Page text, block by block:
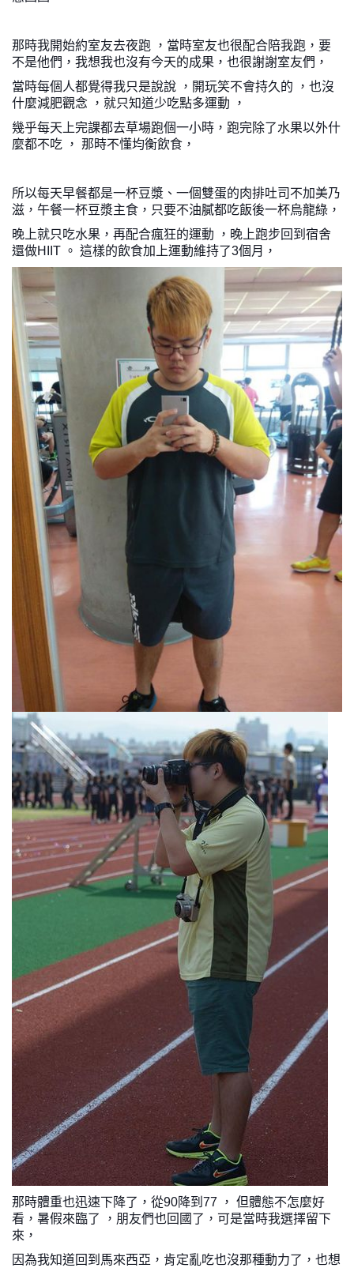
那時我開始約室友去夜跑 ，當時室友也很配合陪我跑，要
不是他們，我想我也沒有今天的成果，也很謝謝室友們，
當時每個人都覺得我只是說說 ，開玩笑不會持久的 ，也沒
什麼減肥觀念 ，就只知道少吃點多運動 ，
幾乎每天上完課都去草場跑個一小時，跑完除了水果以外什
麼都不吃 ， 那時不懂均衡飲食，
所以每天早餐都是一杯豆漿、一個雙蛋的肉排吐司不加美乃
滋，午餐一杯豆漿主食，只要不油膩都吃飯後一杯烏龍綠，
晚上就只吃水果，再配合瘋狂的運動 ，晚上跑步回到宿舍
還做HIIT 。 這樣的飲食加上運動維持了3個月，
那時體重也迅速下降了，從90降到77 ， 但體態不怎麼好
看，暑假來臨了 ，朋友們也回國了，可是當時我選擇留下
來，
因為我知道回到馬來西亞，肯定亂吃也沒那種動力了，也想